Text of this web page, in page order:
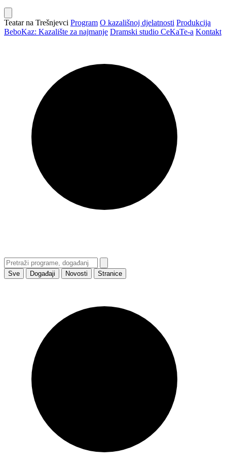
Teatar na Trešnjevci Program O kazališnoj djelatnosti Produkcija
BeboKaz: Kazalište za najmanje Dramski studio CeKaTe-a Kontakt
Sve Događaji Novosti Stranice